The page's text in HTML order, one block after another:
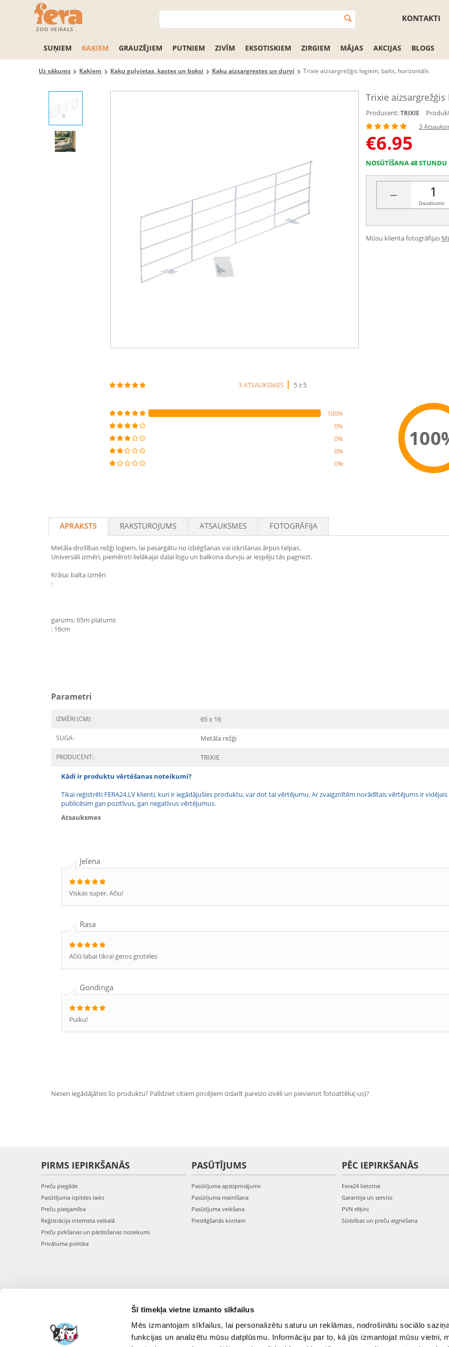
Šī tīmekļa vietne izmanto sīkfailus
Mēs izmantojam sīkfailus, lai personalizētu saturu un reklāmas, nodrošinātu sociālo
funkcijas un analizētu mūsu datplūsmu. Informāciju par to, kā jūs izmantojat mūsu vietni,
ZOO VEIKALS
KONTAKTI
SUŅIEM KAĶIEM GRAUZĒJIEM PUTNIEM ZIVĪM EKSOTISKIEM ZIRGIEM MĀJAS AKCIJAS BLOGS
Uz sākums Kaķiem Kaķu guļvietas, kastes un boksi Kaķu aizsargrestes un durvi Trixie aizsargrežģis logiem, balts, horizontāls
Trixie
Producent: TRIXIE
3
€6.95
NOSŪTĪŠANA 48 STUNDU
− Daudzums:
Mūsu klienta fotogrāfijas
3 ATSAUKSMES 5 z 5
100%
0%
0%
0%
0%
APRAKSTS RAKSTUROJUMS ATSAUKSMES FOTOGRĀFIJA
Metāla drošības režģi logiem, lai pasargātu no izbēgšanas vai izkrišanas ārpus telpas.
Universāli izmēri, piemēroti lielākajai daļai logu un balkona durvju ar iespēju tās pagriezt.
Krāsa: balta Izmēri
:
garums: 65m platums
: 16cm
Parametri
IZMĒRI (CM): 65 x 16
SUGA: Metāla režģi
PRODUCENT: TRIXIE
Kādi ir produktu vērtēšanas noteikumi?
Tikai reģistrēti FERA24.LV klienti, kuri ir iegādājušies produktu, var dot tai vērtējumu. Ar zvaigznītēm norādītais vērtējums ir
publicēsim gan pozitīvus, gan negatīvus vērtējumus.
Atsauksmes
Jelena
Viskas super, Ačiu!
Rasa
Ačiū labai tikrai geros groteles
Gondinga
Puiku!
Nesen iegādājāties šo produktu? Palīdziet citiem pircējiem izdarīt pareizo izvēli un pievienot fotoattēlu(-us)?
PIRMS IEPIRKŠANĀS
Preču piegāde
Pasūtījuma izpildes laiks
Preču pieejamība
Reģistrācija interneta veikalā
Preču pirkšanas un pārdošanas noteikumi
Privātuma politika
PASŪTĪJUMS
Pasūtījuma apstiprinājums
Pasūtījuma mainīšana
Pasūtījuma veikšana
Pieslēgšanās kontam
PĒC IEPIRKŠANĀS
Fera24 lietotne
Garantija un serviss
PVN rēķini
Sūdzības un preču atgriešana